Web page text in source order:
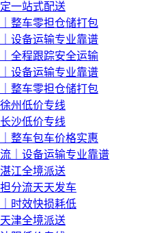
一站式配送
整车零担仓储打包
设备运输专业靠谱
全程跟踪安全运输
设备运输专业靠谱
整车零担仓储打包
州低价专线
沙低价专线
整车包车价格实惠
｜设备运输专业靠谱
江全境派送
分流天天发车
时效快损耗低
津全境派送